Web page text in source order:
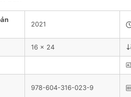
2021
16 x 24
978-604-316-023-9